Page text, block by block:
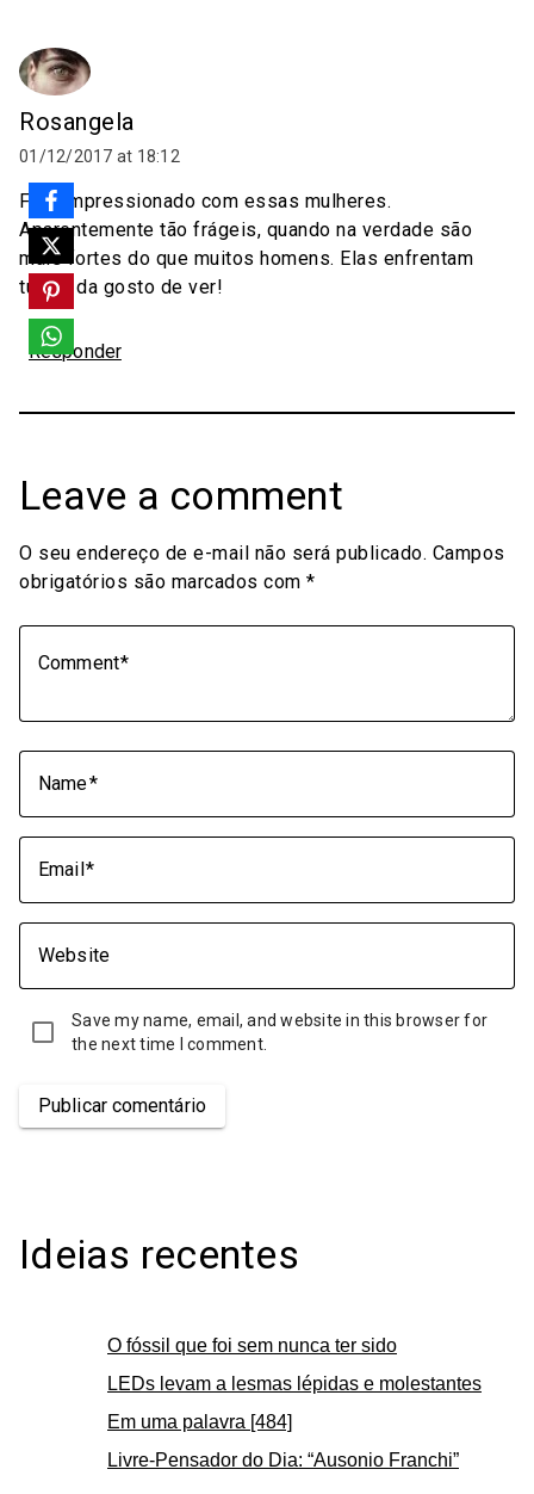
Rosangela
01/12/2017 at 18:12
Fico impressionado com essas mulheres.
Aparentemente tão frágeis, quando na verdade são
mais fortes do que muitos homens. Elas enfrentam
tudo... da gosto de ver!
Responder
Leave a comment
O seu endereço de e-mail não será publicado. Campos
obrigatórios são marcados com *
Comment
Name
Email
Website
Save my name, email, and website in this browser for
the next time I comment.
Publicar comentário
Ideias recentes
O fóssil que foi sem nunca ter sido
LEDs levam a lesmas lépidas e molestantes
Em uma palavra [484]
Livre-Pensador do Dia: “Ausonio Franchi”